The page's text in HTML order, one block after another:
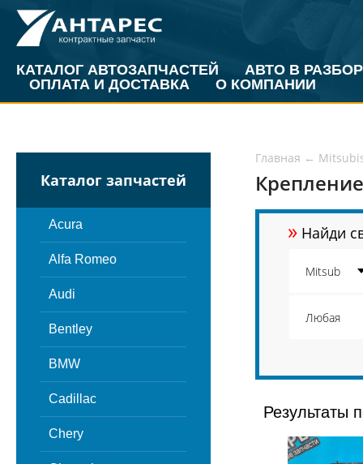
КАТАЛОГ АВТОЗАПЧАСТЕЙ
АВТО В РАЗБОР
ОПЛАТА И ДОСТАВКА
О КОМПАНИИ
Каталог запчастей
Acura
Alfa Romeo
Audi
Bentley
BMW
Cadillac
Chery
Главная ←
» Найди
Результаты